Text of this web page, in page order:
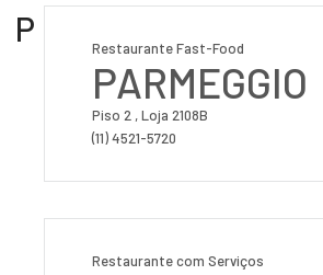
P Restaurante Fast-Food
PARMEGGIO
Piso 2 , Loja 2108B
(11) 4521-5720
Restaurante com Serviços